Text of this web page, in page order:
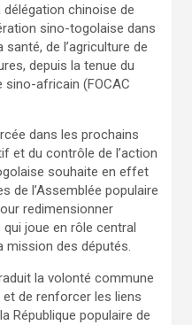
chinoise de
sino-togolaise dans
santé, de l’agriculture de
depuis la tenue du
africain (FOCAC
dans les prochains
et du contrôle de l’action
souhaite en effet
de l’Assemblée populaire
redimensionner
joue en rôle central
mission des députés.
la volonté commune
de renforcer les liens
République populaire de